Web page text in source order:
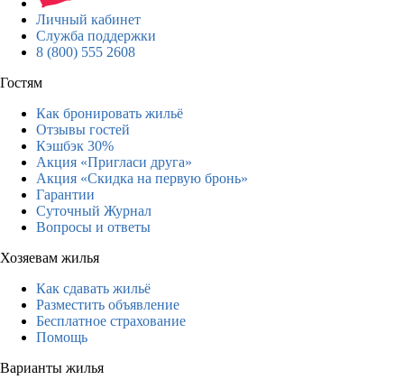
Личный кабинет
Служба поддержки
8 (800) 555 2608
Гостям
Как бронировать жильё
Отзывы гостей
Кэшбэк 30%
Акция «Пригласи друга»
Акция «Скидка на первую бронь»
Гарантии
Суточный Журнал
Вопросы и ответы
Хозяевам жилья
Как сдавать жильё
Разместить объявление
Бесплатное страхование
Помощь
Варианты жилья